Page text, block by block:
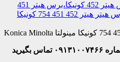
برس هیتر کونیکا،برس هیتر 452 کونیکا،برس هیتر 451
کونیکا،برس هیتر 754 کونیکا،برس هیتر هیتر 452 451 754 کونیکا
بگیرید